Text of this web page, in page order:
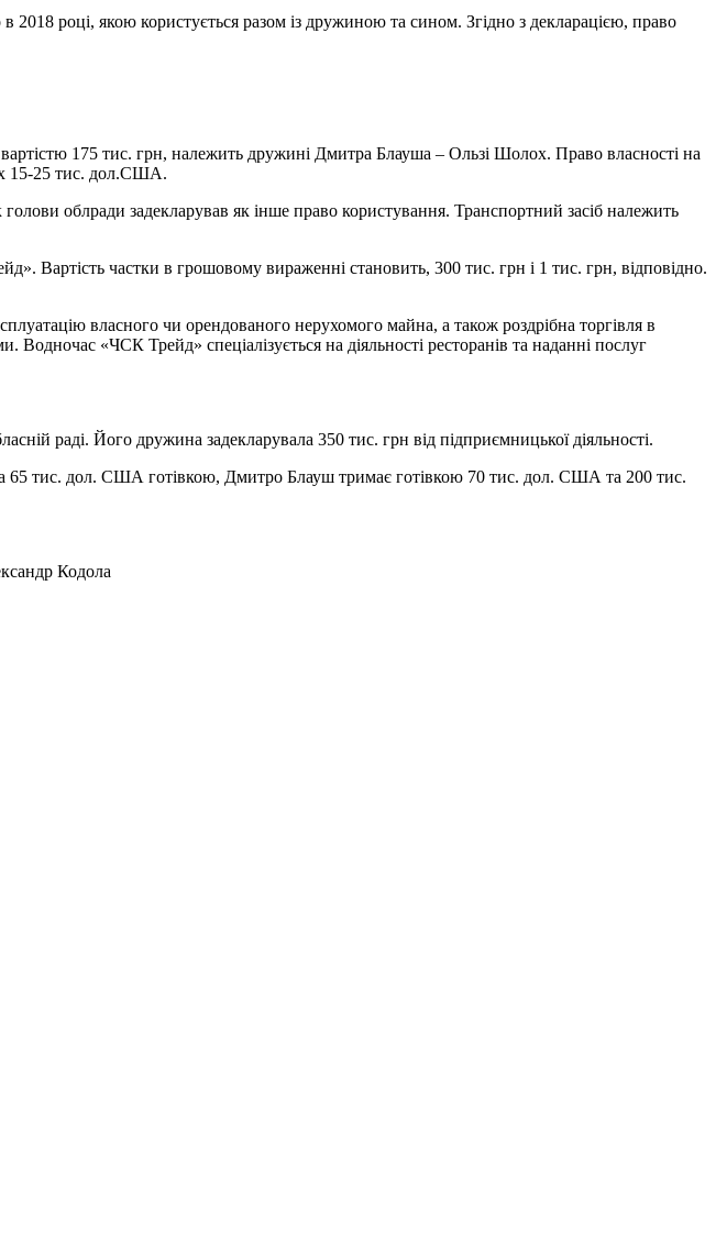
році, якою користується разом із дружиною та сином. Згідно з декларацією, право
175 тис. грн, належить дружині Дмитра Блауша – Ользі Шолох. Право власності на
15-25 тис. дол.США.
облради задекларував як інше право користування. Транспортний засіб належить
частки в грошовому вираженні становить, 300 тис. грн і 1 тис. грн, відповідно.
власного чи орендованого нерухомого майна, а також роздрібна торгівля в
«ЧСК Трейд» спеціалізується на діяльності ресторанів та наданні послуг
раді. Його дружина задекларувала 350 тис. грн від підприємницької діяльності.
65 тис. дол. США готівкою, Дмитро Блауш тримає готівкою 70 тис. дол. США та 200 тис.
Кодола